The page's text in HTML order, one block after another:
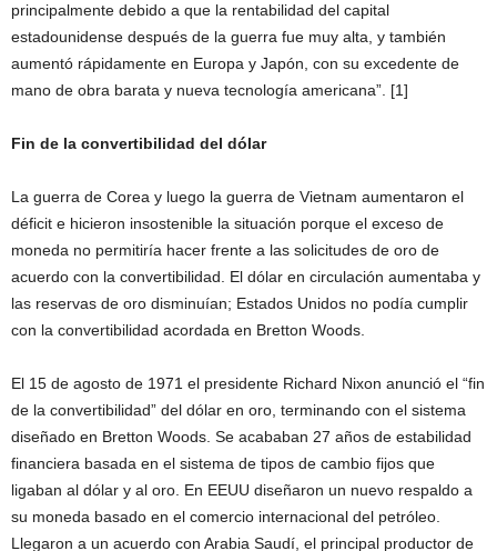
principalmente debido a que la rentabilidad del capital
estadounidense después de la guerra fue muy alta, y también
aumentó rápidamente en Europa y Japón, con su excedente de
mano de obra barata y nueva tecnología americana”. [1]
Fin de la convertibilidad del dólar
La guerra de Corea y luego la guerra de Vietnam aumentaron el
déficit e hicieron insostenible la situación porque el exceso de
moneda no permitiría hacer frente a las solicitudes de oro de
acuerdo con la convertibilidad. El dólar en circulación aumentaba y
las reservas de oro disminuían; Estados Unidos no podía cumplir
con la convertibilidad acordada en Bretton Woods.
El 15 de agosto de 1971 el presidente Richard Nixon anunció el “fin
de la convertibilidad” del dólar en oro, terminando con el sistema
diseñado en Bretton Woods. Se acababan 27 años de estabilidad
financiera basada en el sistema de tipos de cambio fijos que
ligaban al dólar y al oro. En EEUU diseñaron un nuevo respaldo a
su moneda basado en el comercio internacional del petróleo.
Llegaron a un acuerdo con Arabia Saudí, el principal productor de